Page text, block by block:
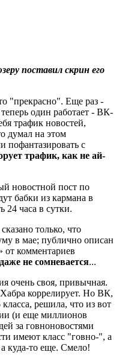
поставил скрин его
"прекрасно". Еще раз -
один работает - ВК-
трафик новостей,
думал на этом
пофантазировать с
трафик, как не ай-
новостной пост по
бабки из кармана в
24 часа в сутки.
только, что
в мае; публично описан
от комментариев
не сомневается...
очень своя, привычная.
коррелирует. Но ВК,
решила, что из вот
(и еще миллионов
за говноновостями
имеют класс "говно-", а
куда-то еще. Смело!